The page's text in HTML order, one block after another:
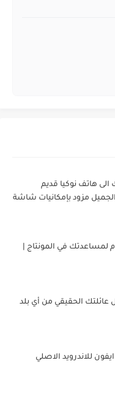
هاتف نوكيا قديم
مزود بإمكانيات شاشة
لمساعدتك في المونتاج |
الحقيقي من أي بلد
للاندرويد الاصلي